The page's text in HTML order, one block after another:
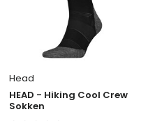
Head
HEAD - Hiking Cool Crew
Sokken